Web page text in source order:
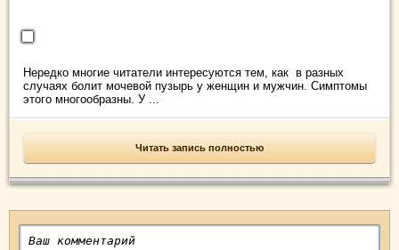
Нередко многие читатели интересуются тем, как в разных
случаях болит мочевой пузырь у женщин и мужчин. Симптомы
этого многообразны. У ...
Читать запись полностью